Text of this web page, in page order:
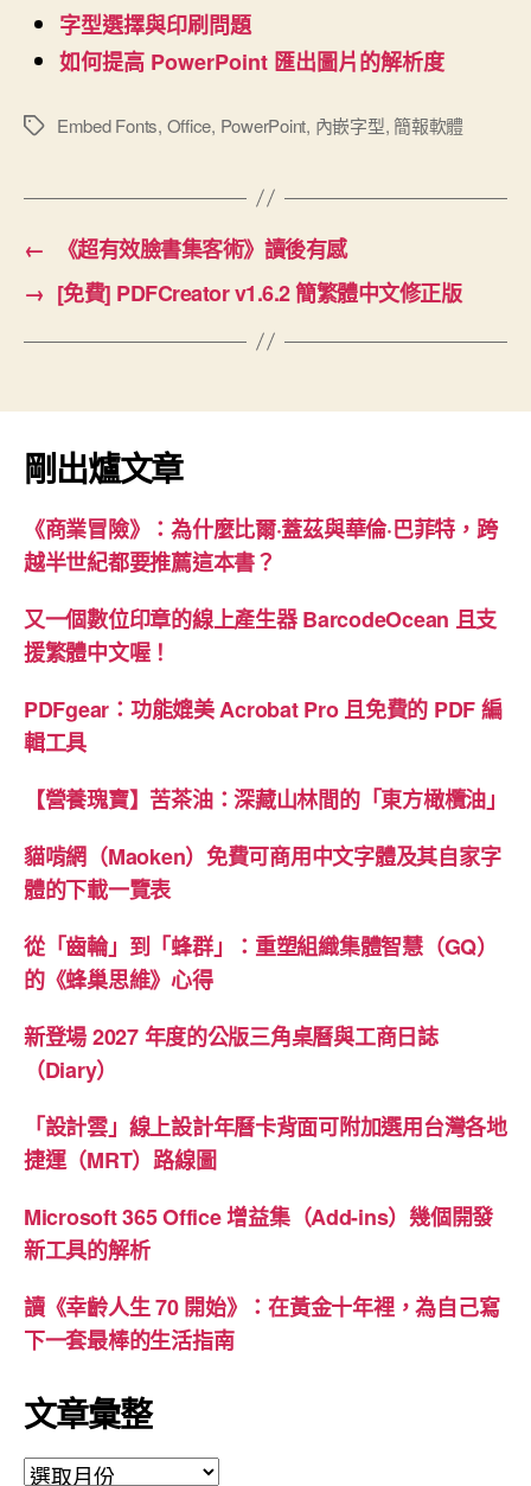
字型選擇與印刷問題
如何提高 PowerPoint 匯出圖片的解析度
標
Embed Fonts, Office, PowerPoint, 內嵌字型, 簡報軟體
←
《超有效臉書集客術》讀後有感
→ [免費] PDFCreator v1.6.2 簡繁體中文修正版
剛出爐文章
《商業冒險》：為什麼比爾·蓋茲與華倫·巴菲特，跨
越半世紀都要推薦這本書？
又一個數位印章的線上產生器 BarcodeOcean 且支
援繁體中文喔！
PDFgear：功能媲美 Acrobat Pro 且免費的 PDF 編
輯工具
【營養瑰寶】苦茶油：深藏山林間的「東方橄欖油」
貓啃網（Maoken）免費可商用中文字體及其自家字
體的下載一覽表
從「齒輪」到「蜂群」：重塑組織集體智慧（GQ）
的《蜂巢思維》心得
新登場 2027 年度的公版三角桌曆與工商日誌
（Diary）
「設計雲」線上設計年曆卡背面可附加選用台灣各地
捷運（MRT）路線圖
Microsoft 365 Office 增益集（Add-ins）幾個開發
新工具的解析
讀《幸齡人生 70 開始》：在黃金十年裡，為自己寫
下一套最棒的生活指南
文章彙整
文